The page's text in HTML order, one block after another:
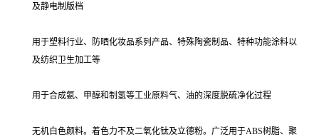
及静电制版档
用于塑料行业、防晒化妆品系列产品、特殊陶瓷制品、特种功能涂料以
及纺织卫生加工等
用于合成氨、甲醇和制氢等工业原料气、油的深度脱硫净化过程
无机白色颜料。着色力不及二氧化钛及立德粉。广泛用于ABS树脂、聚